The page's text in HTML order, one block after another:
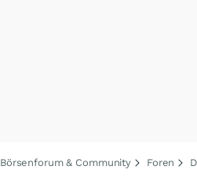
Börsenforum & Community Foren